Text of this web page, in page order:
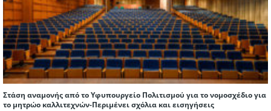
Στάση αναμονής από το Υφυπουργείο Πολιτισμού για το νομοσχέδιο για
το μητρώο καλλιτεχνών-Περιμένει σχόλια και εισηγήσεις